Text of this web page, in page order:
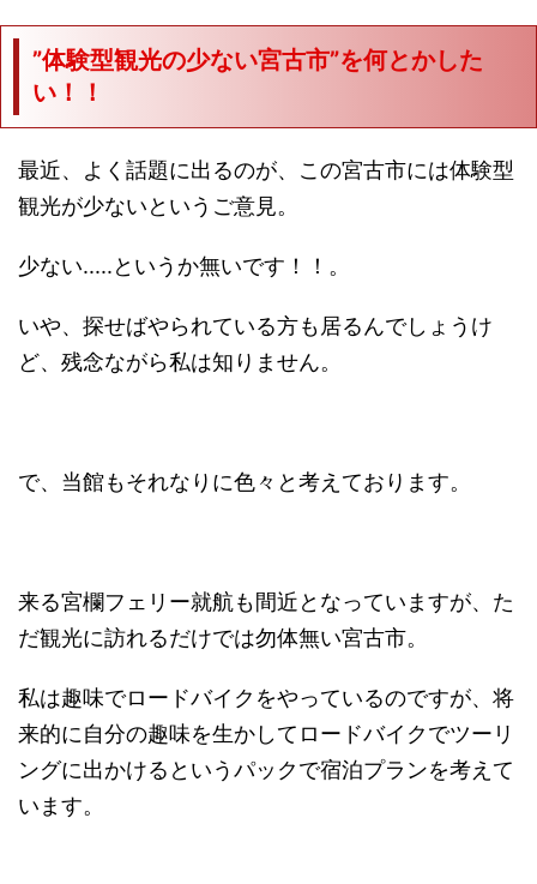
”体験型観光の少ない宮古市”を何とかした
い！！
最近、よく話題に出るのが、この宮古市には体験型
観光が少ないというご意見。
少ない.....というか無いです！！。
いや、探せばやられている方も居るんでしょうけ
ど、残念ながら私は知りません。
で、当館もそれなりに色々と考えております。
来る宮欄フェリー就航も間近となっていますが、た
だ観光に訪れるだけでは勿体無い宮古市。
私は趣味でロードバイクをやっているのですが、将
来的に自分の趣味を生かしてロードバイクでツーリ
ングに出かけるというパックで宿泊プランを考えて
います。